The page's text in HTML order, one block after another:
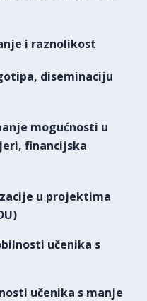
i raznolikost
diseminaciju
mogućnosti u
financijska
u projektima
učenika s
učenika s manje